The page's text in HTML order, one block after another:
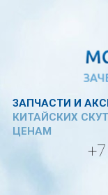
ЗАПЧАСТИ И
КИТАЙСКИХ
ЦЕНАМ